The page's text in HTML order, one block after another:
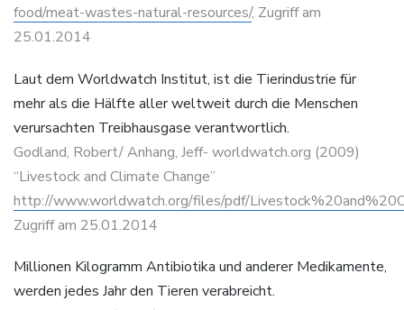
food/meat-wastes-natural-resources/, Zugriff am
25.01.2014
Laut dem Worldwatch Institut, ist die Tierindustrie für
mehr als die Hälfte aller weltweit durch die Menschen
verursachten Treibhausgase verantwortlich.
Godland, Robert/ Anhang, Jeff- worldwatch.org (2009)
“Livestock and Climate Change”
http://www.worldwatch.org/files/pdf/
Zugriff am 25.01.2014
Millionen Kilogramm Antibiotika und anderer Medikamente,
werden jedes Jahr den Tieren verabreicht.